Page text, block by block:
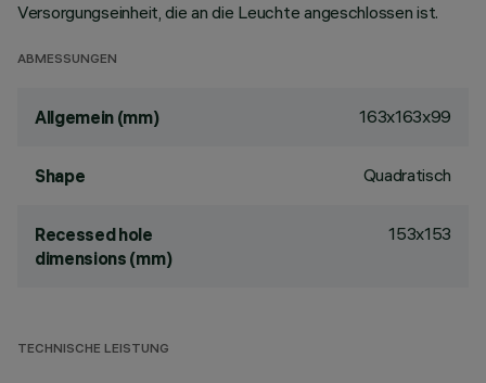
Versorgungseinheit, die an die Leuchte angeschlossen ist.
ABMESSUNGEN
Allgemein (mm) 163x163x99
Shape Quadratisch
Recessed hole
dimensions (mm)
153x153
TECHNISCHE LEISTUNG